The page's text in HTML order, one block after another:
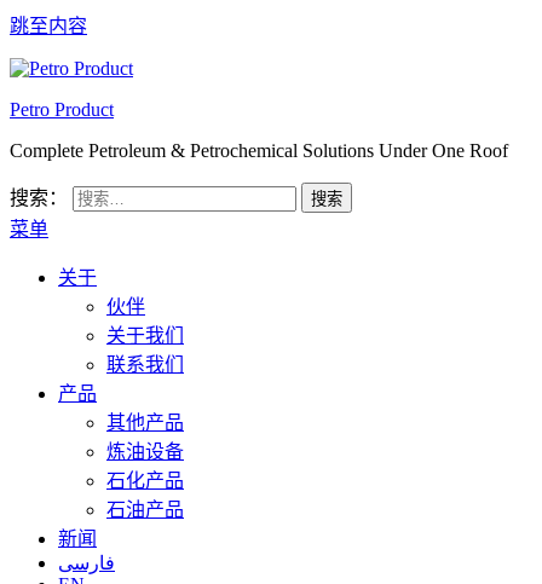
跳至内容
Petro Product
Complete Petroleum & Petrochemical Solutions Under One Roof
搜索：
菜单
关于
伙伴
关于我们
联系我们
产品
其他产品
炼油设备
石化产品
石油产品
新闻
فارسی